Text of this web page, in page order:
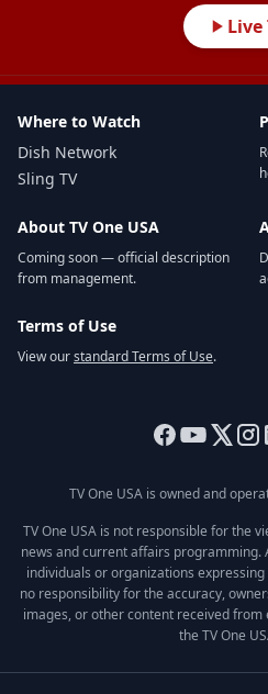
Live
Where to Watch
Dish Network
Sling TV
About TV One USA
Coming soon — official description
from management.
Terms of Use
View ourstandard Terms of Use.
TV One USA is owned and
TV One USA is not responsible for the
news and current affairs programming.
individuals or organizations expressing
no responsibility for the accuracy,
images, or other content received
the TV One